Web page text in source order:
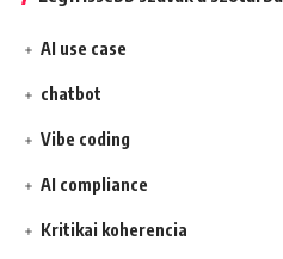
AI use case
chatbot
Vibe coding
AI compliance
Kritikai koherencia